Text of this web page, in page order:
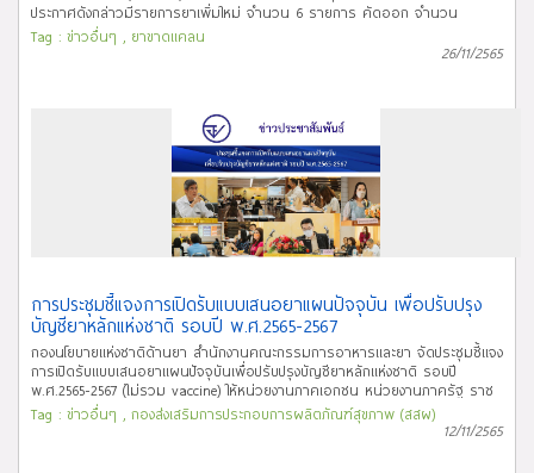
ประกาศดังกล่าวมีรายการยาเพิ่มใหม่ จำนวน 6 รายการ คัดออก จำนวน
1 รายการ และปรับปรุงรายการยาเดิม (และปรับปรุงแนวทางกำกับการใช้ยาแนบท้าย
ประกาศ) จำนวน 5 รายการ ทั้งนี้ ประกาศฉบับนี้ให้ใช้บังคับเมื่อพ้นกำหนด 30 วัน
เบกษา เล่ม 139 ตอนพิเศษ 274 ง หน้า 82 ถึง 89 เมื่อวันที่ 25 พฤศจิกายน 2565
จึงขอเชิญผู้เกี่ยวข้องและผู้สนใจศึกษารายละเอียด และ download เอกสารที่
เกี่ยวข้อง ได้ทาง link ด้านล่างนี้ ทั้งนี้ สรุปรายการยาที่มีการปรับปรุงจากประกาศ
บัญชียาหลักแห่งชาติ พ.ศ. 2565 ลงวันที่ 16 มิถุนายน 2565 อยู่ระหว่างการดำเนิน
การ จึงประกาศให้ทราบโดยทั่วกัน
Tag : ข่าวอื่นๆ , ยาขาดแคลน
26/11/2565
การประชุมชี้แจงการเปิดรับแบบเสนอยาแผนปัจจุบัน เพื่อปรับปรุง
บัญชียาหลักแห่งชาติ รอบปี พ.ศ.2565-2567
กองนโยบายแห่งชาติด้านยา สำนักงานคณะกรรมการอาหารและยา จัดประชุมชี้แจง
การเปิดรับแบบเสนอยาแผนปัจจุบันเพื่อปรับปรุงบัญชียาหลักแห่งชาติ รอบปี
พ.ศ.2565-2567 (ไม่รวม vaccine) ให้หน่วยงานภาคเอกชน หน่วยงานภาครัฐ ราช
วิทยาลัย/สมาคม/ชมรมทางการแพทย์ และองค์กรภาคประชาชนที่สนใจมีส่วนร่วม
ในการเสนอยาเข้าสู่กระบวนการพิจารณาบัญชียาหลักแห่งชาติ บ่ายวันที่ 11
Tag : ข่าวอื่นๆ , กองส่งเสริมการประกอบการผลิตภัณฑ์สุขภาพ (สสผ)
12/11/2565